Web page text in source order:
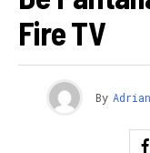
Fire TV
By